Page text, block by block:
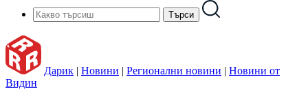
Дарик | Новини | Регионални новини | Новини от
Видин